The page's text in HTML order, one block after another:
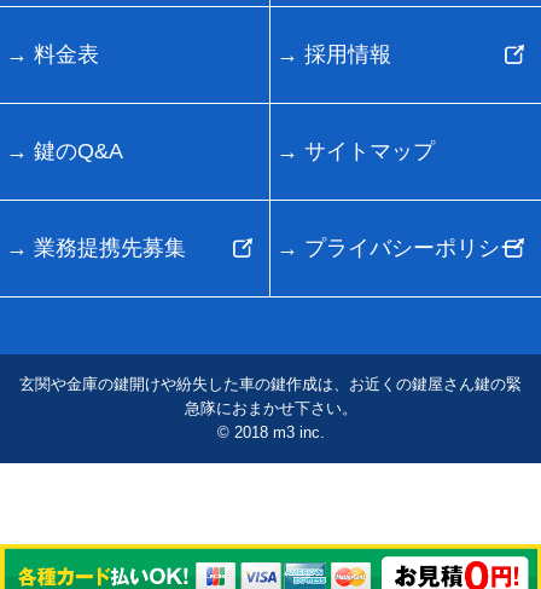
料金表 採用情報
鍵のQ&A サイトマップ
業務提携先募集 プライバシーポリシー
玄関や金庫の鍵開けや紛失した車の鍵作成は、お近くの鍵屋さん鍵の緊
急隊におまかせ下さい。
© 2018 m3 inc.